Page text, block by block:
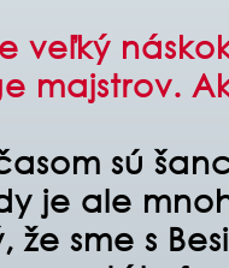
veľký
majstrov.
sú
je ale
že sme s